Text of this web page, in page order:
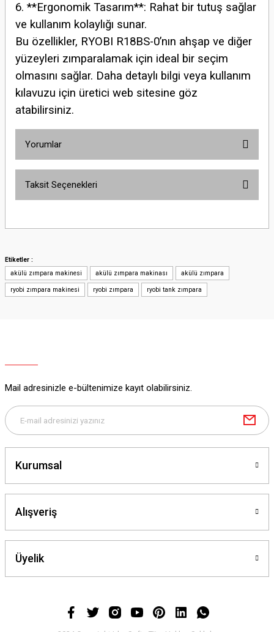
6. **Ergonomik Tasarım**: Rahat bir tutuş sağlar
ve kullanım kolaylığı sunar.
Bu özellikler, RYOBI R18BS-0’nın ahşap ve diğer
yüzeyleri zımparalamak için ideal bir seçim
olmasını sağlar. Daha detaylı bilgi veya kullanım
kılavuzu için üretici web sitesine göz
atabilirsiniz.
Yorumlar
Yorum Yaz
Taksit Seçenekleri
Etiketler :
akülü zımpara makinesi
akülü zımpara makinası akülü zımpara
ryobi zımpara makinesi ryobi zımpara ryobi tank zımpara
Mail adresinizle e-bültenimize kayıt olabilirsiniz.
Kurumsal
Alışveriş
Üyelik